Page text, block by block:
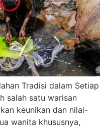
Tradisi dalam Setiap
salah satu warisan
keunikan dan nilai-
wanita khususnya,